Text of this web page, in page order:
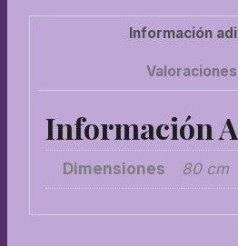
Información
Información
Dimensiones 80 cm